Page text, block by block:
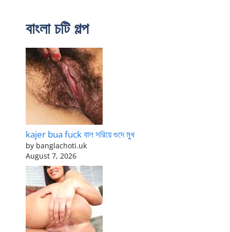
বাংলা চটি গল্প
kajer bua fuck বাল সরিয়ে গুদে মুখ
by banglachoti.uk
August 7, 2026